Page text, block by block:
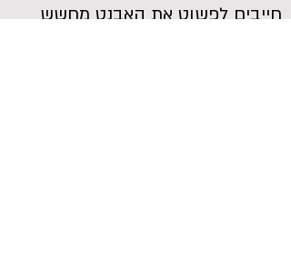
חייבים לפשוט את האבנט מחשש